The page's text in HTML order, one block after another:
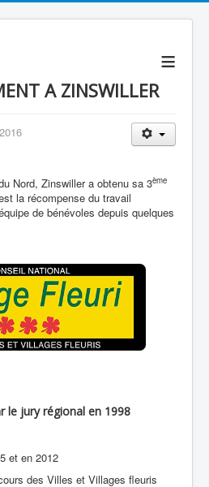
≡
A ZINSWILLER
Nord, Zinswiller a obtenu sa 3ème
la récompense du travail
de bénévoles depuis quelques
le jury régional en 1998
et en 2012
des Villes et Villages fleuris